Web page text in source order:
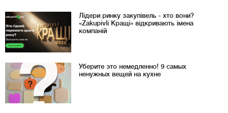
Лідери ринку закупівель - хто вони?
«Zakupivli Кращі» відкривають імена
компаній
Уберите это немедленно! 9 самых
ненужных вещей на кухне